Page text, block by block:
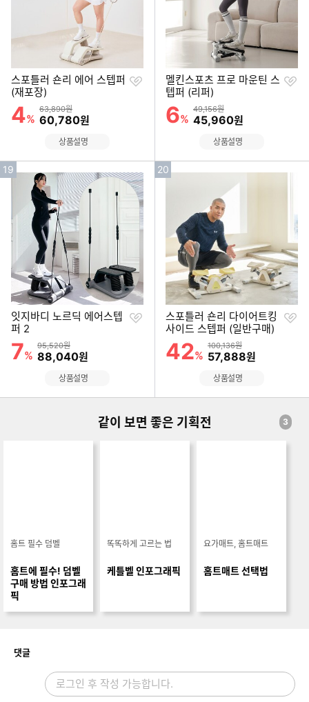
스포틀러 숀리 에어 스텝퍼
(재포장)
할인률
4%
상품금액
63,890원
할인금액
60,780원
찜
상품설명
멜킨스포츠 프로 마운틴 스
텝퍼 (리퍼)
할인률
6%
상품금액
49,156원
할인금액
45,960원
찜
상품설명
인
19
잇지바디 노르딕 에어스텝
퍼 2
할인률
7%
상품금액
95,520원
할인금액
88,040원
찜
상품설명
인
20
스포틀러 숀리 다이어트킹
사이드 스텝퍼 (일반구매)
할인률
42%
상품금액
100,136원
할인금액
57,888원
찜
상품설명
같이 보면 좋은 기획전 3
홈트 필수 덤벨
홈트에 필수! 덤벨
구매 방법 인포그래
픽
똑똑하게 고르는 법
케틀벨 인포그래픽
요가매트, 홈트매트
홈트매트 선택법
댓글개